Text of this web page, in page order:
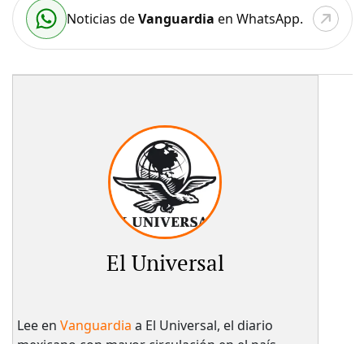
Noticias deVanguardia en WhatsApp.
El Universal
Lee en Vanguardia a El Universal, el diario